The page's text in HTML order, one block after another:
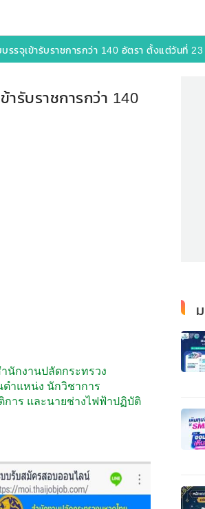
รรจุเข้ารับราชการกว่า 140 อัตรา ตั้งแต่วันที่
รับราชการกว่า 140
นักงานปลัดกระทรวง
ตำแหน่ง นักวิชาการ
าร และนายช่างไฟฟ้าปฏิบัติ